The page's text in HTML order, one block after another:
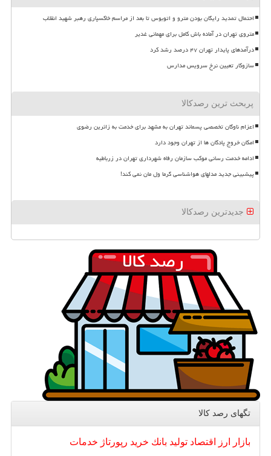
احتمال تمدید رایگان بودن مترو و اتوبوس تا بعد از مراسم خاکسپاری رهبر شهید انقلاب
متروی تهران در آماده باش کامل برای مهمانی غدیر
درآمدهای پایدار تهران ۴۷ درصد رشد کرد
سازوکار تعیین نرخ سرویس مدارس
پربحث ترین رصدکالا
اعزام ناوگان تخصصی پسماند تهران به مشهد برای خدمت به زائرین رضوی
امکان خروج پادگان ها از تهران وجود دارد
ادامه خدمت رسانی موکب سازمان رفاه شهرداری تهران در زرباطیه
پیشبینی جدید مدلهای هواشناسی گرما ول مان نمی کند!
جدیدترین رصدکالا
تگهای رصد كالا
بازار ارز اقتصاد تولید بانك خرید رپورتاژ خدمات